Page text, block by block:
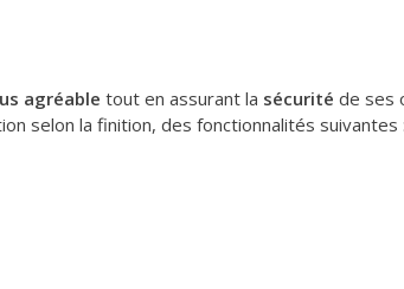
agréable tout en assurant la sécurité de ses
selon la finition, des fonctionnalités suivantes :